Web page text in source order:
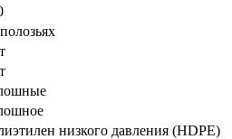
низкого давления (HDPE)